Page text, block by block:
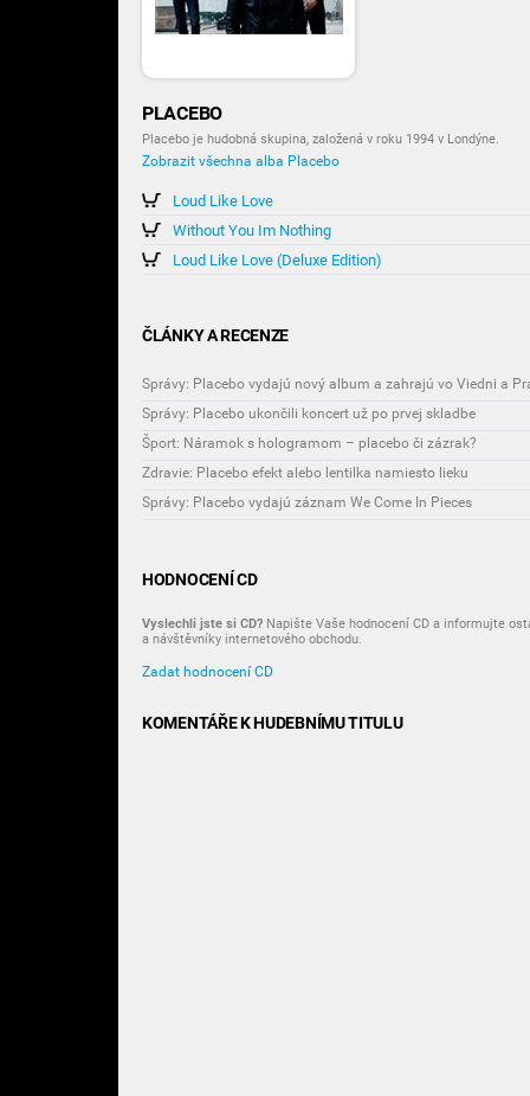
PLACEBO
Placebo je hudobná skupina, založená v roku 1994 v Londýne.
Zobrazit všechna alba Placebo
Loud Like Love
Without You Im Nothing
Loud Like Love (Deluxe Edition)
ČLÁNKY A RECENZE
Správy: Placebo vydajú nový album a zahrajú vo Viedni a
Správy: Placebo ukončili koncert už po prvej skladbe
Šport: Náramok s hologramom – placebo či zázrak?
Zdravie: Placebo efekt alebo lentilka namiesto lieku
Správy: Placebo vydajú záznam We Come In Pieces
HODNOCENÍ CD
Vyslechli jste si CD? Napište Vaše hodnocení CD a informujte
a návštěvníky internetového obchodu.
Zadat hodnocení CD
KOMENTÁŘE K HUDEBNÍMU TITULU